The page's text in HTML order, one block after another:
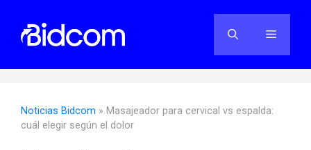
contenido
Menú
Noticias Bidcom » Masajeador para cervical vs espalda:
cuál elegir según el dolor